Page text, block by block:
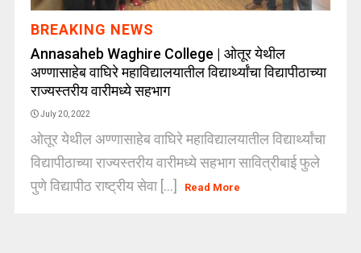
BREAKING NEWS
Annasaheb Waghire College | ओतूर येथील
अण्णासाहेब वाघिरे महाविद्यालयातील विद्यार्थ्यांचा विद्यापीठाच्या
राज्यस्तरीय वारीमध्ये सहभाग
July 20, 2022
ओतूर येथील अण्णासाहेब वाघिरे महाविद्यालयातील विद्यार्थ्यांचा
विद्यापीठाच्या राज्यस्तरीय वारीमध्ये सहभाग सावित्रीबाई फुले
पुणे विद्यापीठ राष्ट्रीय सेवा [...]
Read More